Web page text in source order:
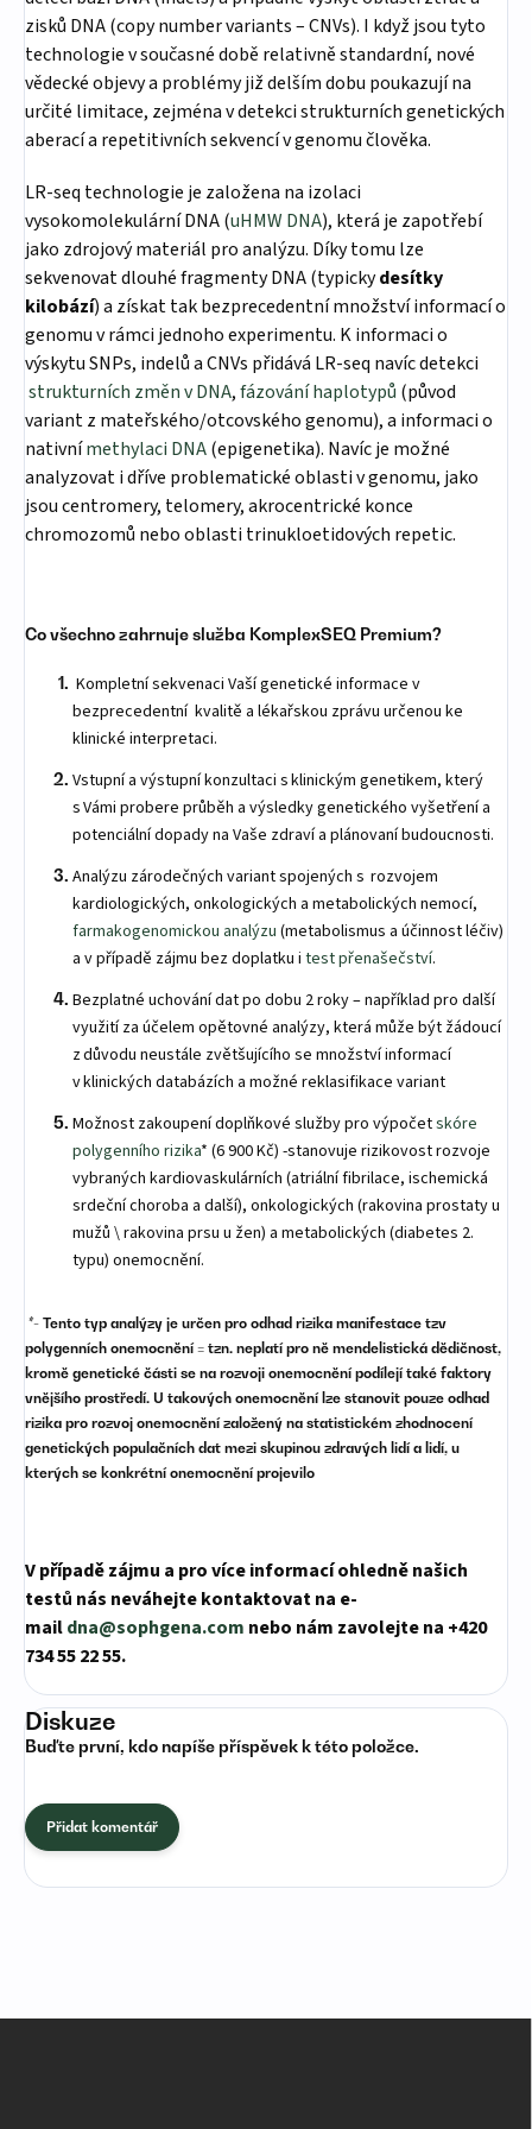
zisků DNA (copy number variants – CNVs). I když jsou tyto
technologie v současné době relativně standardní, nové
vědecké objevy a problémy již delším dobu poukazují na
určité limitace, zejména v detekci strukturních genetických
aberací a repetitivních sekvencí v genomu člověka.
LR-seq technologie je založena na izolaci
vysokomolekulární DNA (uHMW DNA), která je zapotřebí
jako zdrojový materiál pro analýzu. Díky tomu lze
sekvenovat dlouhé fragmenty DNA (typickydesítky
kilobází) a získat tak bezprecedentní množství informací o
genomu v rámci jednoho experimentu. K informaci o
výskytu SNPs, indelů a CNVs přidává LR-seq navíc detekci
strukturních změn v DNA,fázování haplotypů (původ
variant z mateřského/otcovského genomu), a informaci o
nativnímethylaci DNA(epigenetika). Navíc je možné
analyzovat i dříve problematické oblasti v genomu, jako
jsou centromery, telomery, akrocentrické konce
chromozomů nebo oblasti trinukloetidových repetic.
Co všechno zahrnuje služba KomplexSEQ Premium?
Kompletní sekvenaci Vaší genetické informace v
bezprecedentní kvalitě a lékařskou zprávu určenou ke
klinické interpretaci.
Vstupní a výstupní konzultaci s klinickým genetikem, který
s Vámi probere průběh a výsledky genetického vyšetření a
potenciální dopady na Vaše zdraví a plánovaní budoucnosti.
Analýzu zárodečných variant spojených s rozvojem
kardiologických, onkologických a metabolických nemocí,
farmakogenomickou analýzu (metabolismus a účinnost léčiv)
a v případě zájmu bez doplatku i test přenašečství.
Bezplatné uchování dat po dobu 2 roky – například pro další
využití za účelem opětovné analýzy, která může být žádoucí
z důvodu neustále zvětšujícího se množství informací
v klinických databázích a možné reklasifikace variant
Možnost zakoupení doplňkové služby pro výpočetskóre
polygenního rizika* (6 900 Kč) -stanovuje rizikovost rozvoje
vybraných kardiovaskulárních (atriální fibrilace, ischemická
srdeční choroba a další), onkologických (rakovina prostaty u
mužů \ rakovina prsu u žen) a metabolických (diabetes 2.
typu) onemocnění.
*- Tento typ analýzy je určen pro odhad rizika manifestace tzv
polygenních onemocnění = tzn. neplatípro ně mendelistická dědičnost,
kromě genetické části se na rozvoji onemocnění podílejí také faktory
vnějšího prostředí. U takových onemocnění lze stanovit pouze odhad
rizika pro rozvoj onemocnění založený na statistickém zhodnocení
genetických populačních dat mezi skupinou zdravých lidí a lidí, u
kterých se konkrétní onemocnění projevilo
V případě zájmu a pro více informací ohledně našich
testů nás neváhejte kontaktovat na e-
maildna@sophgena.com nebo nám zavolejte na +420
734 55 22 55.
Diskuze
Buďte první, kdo napíše příspěvek k této položce.
Přidat komentář